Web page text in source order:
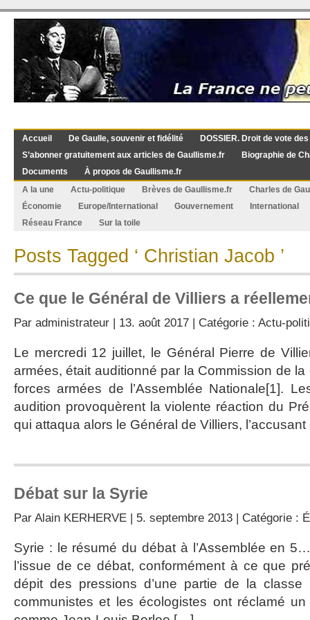
Accueil De Gaulle, souvenir et fidélité
DOSSIER. Droit de vote
S’abonner gratuitement aux articles de Gaullisme.fr
Biographie de
Documents
À propos de Gaullisme.fr
A la une
Actu-politique Brèves de Gaullisme.fr
Charles de
Économie
Europe/International Gouvernement
International
Réseau France
Sur la toile
Posts Tagged ‘ Christian Jacob ’
Ce que le Général de Villiers a
Par administrateur | 13. août 2017 | Catégorie : Actu-
Le mercredi 12 juillet, le Général Pierre de
armées, était auditionné par la Commission de
forces armées de l’Assemblée Nationale[1].
audition provoquèrent la violente réaction du
qui attaqua alors le Général de Villiers,
Débat sur la Syrie
Par Alain KERHERVE | 5. septembre 2013 | Catégorie :
Syrie : le résumé du débat à l’Assemblée en
l’issue de ce débat, conformément à ce que
dépit des pressions d’une partie de la classe
communistes et les écologistes ont réclamé